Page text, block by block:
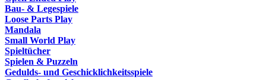
Bau- & Legespiele
Loose Parts Play
Mandala
Small World Play
Spieltücher
Spielen & Puzzeln
Gedulds- und Geschicklichkeitsspiele